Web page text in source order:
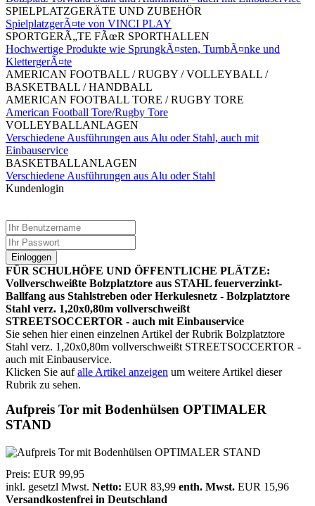
SPIELPLATZGERÄTE UND ZUBEHÖR
SpielplatzgerÃ¤te von VINCI PLAY
SPORTGERÃ„TE FÃœR SPORTHALLEN
Hochwertige Produkte wie SprungkÃ¤sten, TurnbÃ¤nke und
KlettergerÃ¤te
AMERICAN FOOTBALL / RUGBY / VOLLEYBALL /
BASKETBALL / HANDBALL
AMERICAN FOOTBALL TORE / RUGBY TORE
American Football Tore/Rugby Tore
VOLLEYBALLANLAGEN
Verschiedene Ausführungen aus Alu oder Stahl, auch mit
Einbauservice
BASKETBALLANLAGEN
Verschiedene Ausführungen aus Alu oder Stahl
Kundenlogin
Einloggen
FÜR SCHULHÖFE UND ÖFFENTLICHE PLÄTZE:
Vollverschweißte Bolzplatztore aus STAHL feuerverzinkt-
Ballfang aus Stahlstreben oder Herkulesnetz - Bolzplatztore
Stahl verz. 1,20x0,80m vollverschweißt
STREETSOCCERTOR - auch mit Einbauservice
Sie sehen hier einen einzelnen Artikel der Rubrik Bolzplatztore
Stahl verz. 1,20x0,80m vollverschweißt STREETSOCCERTOR -
auch mit Einbauservice.
Klicken Sie aufalle Artikel anzeigen um weitere Artikel dieser
Rubrik zu sehen.
Aufpreis Tor mit Bodenhülsen OPTIMALER
STAND
Preis: EUR 99,95
inkl. gesetzl Mwst. Netto: EUR 83,99 enth. Mwst. EUR 15,96
Versandkostenfrei in Deutschland